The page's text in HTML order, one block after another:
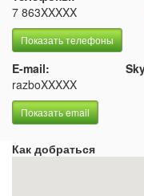
7 863XXXXX
Показать телефоны
E-mail:
razboXXXXX
Показать email
Как добраться